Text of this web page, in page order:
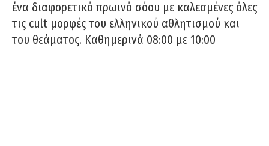
ένα διαφορετικό πρωινό σόου με καλεσμένες όλες
τις cult μορφές του ελληνικού αθλητισμού και
του θεάματος. Καθημερινά 08:00 με 10:00